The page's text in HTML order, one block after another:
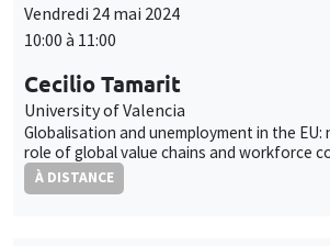
Vendredi 24 mai 2024
10:00 à 11:00
Cecilio Tamarit
University of Valencia
Globalisation and unemployment in the
role of global value chains and workforce
À DISTANCE